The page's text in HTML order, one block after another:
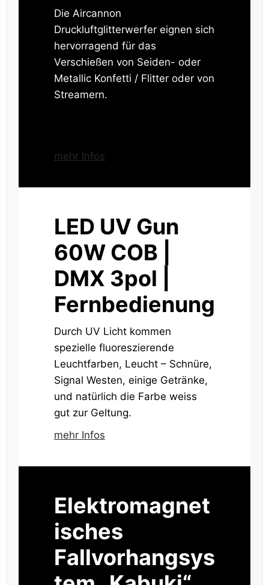
Die Aircannon
Druckluftglitterwerfer eignen sich
hervorragend für das
Verschießen von Seiden- oder
Metallic Konfetti / Flitter oder von
Streamern.
mehr Infos
LED UV Gun
60W COB |
DMX 3pol |
Fernbedienung
Durch UV Licht kommen
spezielle fluoreszierende
Leuchtfarben, Leucht – Schnüre,
Signal Westen, einige Getränke,
und natürlich die Farbe weiss
gut zur Geltung.
mehr Infos
Elektromagnet
isches
Fallvorhangsys